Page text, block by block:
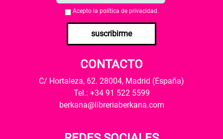
Acepto la política de privacidad .
suscribirme
CONTACTO
C/ Hortaleza, 62. 28004, Madrid (España)
Tel.: +34 91 522 5599
berkana@libreriaberkana.com